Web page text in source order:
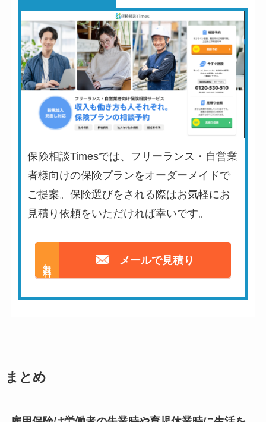
保険相談Timesでは、フリーランス・自営業
者様向けの保険プランをオーダーメイドで
ご提案。保険選びをされる際はお気軽にお
見積り依頼をいただければ幸いです。
メールで見積り
まとめ